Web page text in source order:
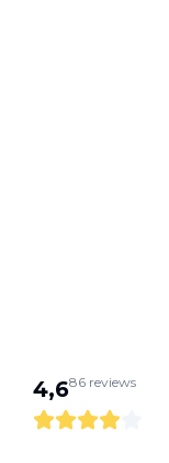
4,686 reviews